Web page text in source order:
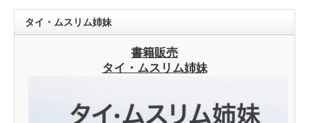
タイ・ムスリム姉妹
書籍販売
タイ・ムスリム姉妹